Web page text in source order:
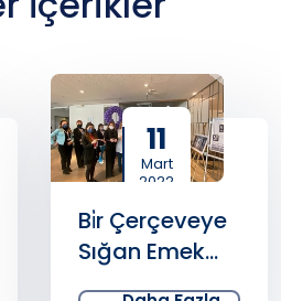
11
Mart
2022
Bi̇r Çerçeveye
Sığan Emek
Sergi̇si̇